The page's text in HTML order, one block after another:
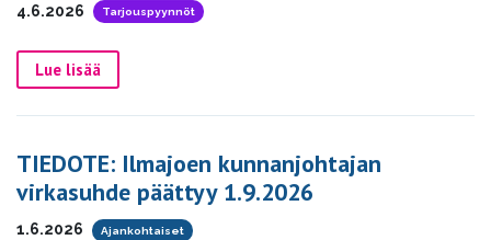
4.6.2026 Tarjouspyynnöt
Lue lisää
TIEDOTE: Ilmajoen kunnanjohtajan
virkasuhde päättyy 1.9.2026
1.6.2026 Ajankohtaiset